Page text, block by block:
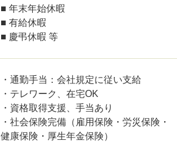
■ 年末年始休暇
■ 有給休暇
■ 慶弔休暇 等
・通勤手当：会社規定に従い支給
・テレワーク、在宅OK
・資格取得支援、手当あり
・社会保険完備（雇用保険・労災保険・
健康保険・厚生年金保険）